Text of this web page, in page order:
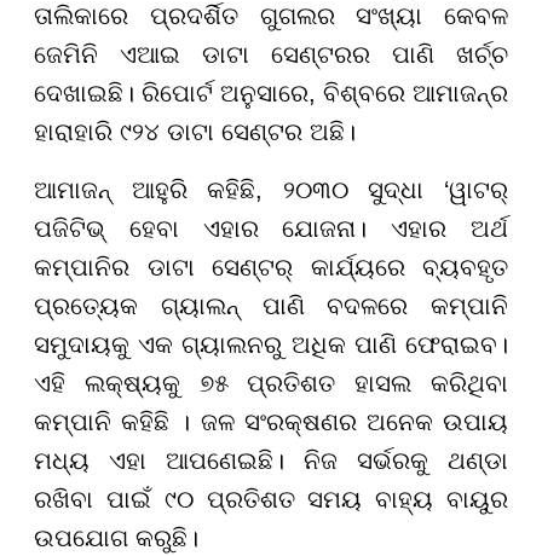
ତାଲିକାରେ ପ୍ରଦର୍ଶିତ ଗୁଗଲର ସଂଖ୍ୟା କେବଳ
ଜେମିନି ଏଆଇ ଡାଟା ସେଣ୍ଟରର ପାଣି ଖର୍ଚ୍ଚ
ଦେଖାଇଛି। ରିପୋର୍ଟ ଅନୁସାରେ, ବିଶ୍ବରେ ଆମାଜନ୍ର
ହାରାହାରି ୯୨୪ ଡାଟା ସେଣ୍ଟର ଅଛି।
ଆମାଜନ୍ ଆହୁରି କହିଛି, ୨୦୩୦ ସୁଦ୍ଧା ‘ୱାଟର୍
ପଜିଟିଭ୍ ହେବା ଏହାର ଯୋଜନା। ଏହାର ଅର୍ଥ
କମ୍ପାନିର ଡାଟା ସେଣ୍ଟର୍ କାର୍ଯ୍ୟରେ ବ୍ୟବହୃତ
ପ୍ରତ୍ୟେକ ଗ୍ୟାଲନ୍ ପାଣି ବଦଳରେ କମ୍ପାନି
ସମୁଦାୟକୁ ଏକ ଗ୍ୟାଲନରୁ ଅଧିକ ପାଣି ଫେରାଇବ।
ଏହି ଲକ୍ଷ୍ୟକୁ ୭୫ ପ୍ରତିଶତ ହାସଲ କରିଥିବା
କମ୍ପାନି କହିଛି । ଜଳ ସଂରକ୍ଷଣର ଅନେକ ଉପାୟ
ମଧ୍ୟ ଏହା ଆପଣେଇଛି। ନିଜ ସର୍ଭରକୁ ଥଣ୍ଡା
ରଖିବା ପାଇଁ ୯୦ ପ୍ରତିଶତ ସମୟ ବାହ୍ୟ ବାୟୁର
ଉପଯୋଗ କରୁଛି।